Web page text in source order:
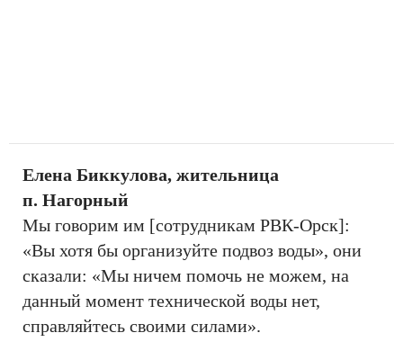
Елена Биккулова, жительница
п. Нагорный
Мы говорим им [сотрудникам РВК-Орск]:
«Вы хотя бы организуйте подвоз воды», они
сказали: «Мы ничем помочь не можем, на
данный момент технической воды нет,
справляйтесь своими силами».